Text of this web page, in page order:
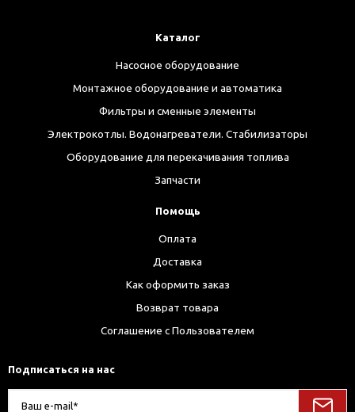
Каталог
Насосное оборудование
Монтажное оборудование и автоматика
Фильтры и сменные элементы
Электрокотлы. Водонагреватели. Стабилизаторы
Оборудование для перекачивания топлива
Запчасти
Помощь
Оплата
Доставка
Как оформить заказ
Возврат товара
Соглашение с Пользователем
Подписаться на нас